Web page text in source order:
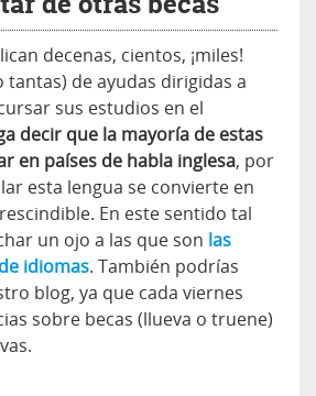
decenas, cientos, ¡miles!
tantas) de ayudas dirigidas a
sus estudios en el
decir que la mayoría de estas
en países de habla inglesa, por
esta lengua se convierte en
En este sentido tal
un ojo a las que son las
idiomas. También podrías
blog, ya que cada viernes
sobre becas (llueva o truene)